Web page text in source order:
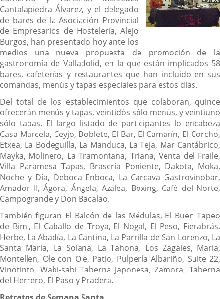
Cantalapiedra Álvarez, y el delegado
de bares de la Asociación Provincial
de Empresarios de Hostelería, Alejo
Burgos, han presentado hoy ante los
medios una nueva propuesta de promoción de la
gastronomía de Valladolid, en la que están implicados 58
bares, cafeterías y restaurantes que han incluido en sus
comandas, menús y tapas especiales para estos días.
Del total de los establecimientos que colaboran, quince
ofrecerán menús y tapas, veintidós sólo menús, y veintiuno
sólo tapas. El largo listado de participantes lo encabeza
Casa Marcela, Ceyjo, Doblete, El Bar, El Camarín, El Corcho,
Etxea, La Bodeguilla, La Manduca, La Teja, Mar Cantábrico,
Mayka, Molinero, La Tramontana, Triana, Venta del Fraile,
Villa Paramesa Tapas, Brasería Poniente, Dakota, Moka,
Noche y Día, Deboca Enboca, La Cárcava Gastrovinobar,
Amador II, Ágora, Ángela, Azalea, Boxing, Café del Norte,
Campogrande y Don Bacalao.
También figuran El Balcón de las Médulas, El Buen Tapeo
de Bimi, El Caballo de Troya, El Nogal, El Peso, Fierabrás,
Herbe, La Abadía, La Cantina, La Parrilla de San Lorenzo, La
Santa María, La Solana, La Tahona, Los Zagales, María,
Montellen, Ole con Ole, Patio, Pulpería Albariño, Suite 22,
Vinotinto, Wabi-sabi Taberna Japonesa, Zamora, Taberna
del Herrero, El Paso y Pradera.